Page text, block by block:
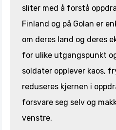
sliter med å forstå
Finland og på Golan er
om deres land og deres
for ulike utgangspunkt
soldater opplever kaos,
reduseres kjernen i
forsvare seg selv og
venstre.